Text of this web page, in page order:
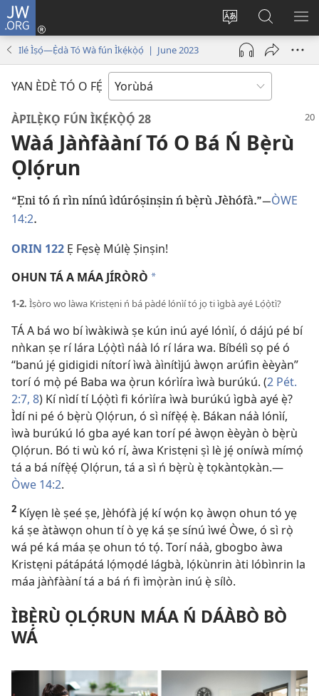
JW.ORG
Yí
èdè
ìkànnì
pa
Wọlé
(opens
window)
Wa
JW.ORG
Ilé Ìṣọ́—Ẹ̀dà Tó Wà fún Ìkẹ́kọ̀ọ́ | June 2023
YAN ÈDÈ TÓ O FẸ́
ÀPILẸ̀KỌ FÚN ÌKẸ́KỌ̀Ọ́ 28
Wàá Jàǹfààní Tó O Bá Ń Bẹ̀rù
Ọlọ́run
“Ẹni tó ń rìn nínú ìdúróṣinṣin ń bẹ̀rù Jèhófà.”​—ÒWE
14:2.
ORIN 122 Ẹ Fẹsẹ̀ Múlẹ̀ Ṣinṣin!
OHUN TÁ A MÁA JÍRÒRÒ a
1-2. Ìṣòro wo làwa Kristẹni ń bá pàdé lónìí tó jọ ti ìgbà ayé Lọ́ọ̀tì?
TÁ A bá wo bí ìwàkiwà ṣe kún inú ayé lónìí, ó dájú pé bí
nǹkan ṣe rí lára Lọ́ọ̀tì náà ló rí lára wa. Bíbélì sọ pé ó
“banú jẹ́ gidigidi nítorí ìwà àìnítìjú àwọn arúfin èèyàn”
torí ó mọ̀ pé Baba wa ọ̀run kórìíra ìwà burúkú. (2 Pét.
2:7, 8) Kí nìdí tí Lọ́ọ̀tì fi kórìíra ìwà burúkú ìgbà ayé ẹ̀?
Ìdí ni pé ó bẹ̀rù Ọlọ́run, ó sì nífẹ̀ẹ́ ẹ̀. Bákan náà lónìí,
ìwà burúkú ló gba ayé kan torí pé àwọn èèyàn ò bẹ̀rù
Ọlọ́run. Bó ti wù kó rí, àwa Kristẹni ṣì lè jẹ́ oníwà mímọ́
tá a bá nífẹ̀ẹ́ Ọlọ́run, tá a sì ń bẹ̀rù ẹ̀ tọkàntọkàn.​—
Òwe 14:2.
2 Kíyẹn lè ṣeé ṣe, Jèhófà jẹ́ kí wọ́n kọ àwọn ohun tó yẹ
ká ṣe àtàwọn ohun tí ò yẹ ká ṣe sínú ìwé Òwe, ó sì rọ̀
wá pé ká máa ṣe ohun tó tọ́. Torí náà, gbogbo àwa
Kristẹni pátápátá lọ́mọdé lágbà, lọ́kùnrin àti lóbìnrin la
máa jàǹfààní tá a bá ń fi ìmọ̀ràn inú ẹ̀ sílò.
ÌBẸ̀RÙ ỌLỌ́RUN MÁA Ń DÁÀBÒ BÒ
WÁ